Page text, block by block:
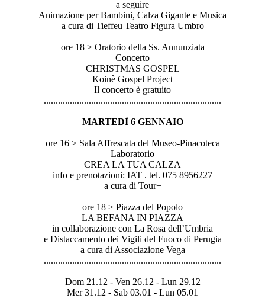
a seguire
Animazione per Bambini, Calza Gigante e Musica
a cura di Tieffeu Teatro Figura Umbro
ore 18 > Oratorio della Ss. Annunziata
Concerto
CHRISTMAS GOSPEL
Koinè Gospel Project
Il concerto è gratuito
...........................................................................
MARTEDÌ 6 GENNAIO
ore 16 > Sala Affrescata del Museo-Pinacoteca
Laboratorio
CREA LA TUA CALZA
info e prenotazioni: IAT . tel. 075 8956227
a cura di Tour+
ore 18 > Piazza del Popolo
LA BEFANA IN PIAZZA
in collaborazione con La Rosa dell’Umbria
e Distaccamento dei Vigili del Fuoco di Perugia
a cura di Associazione Vega
...........................................................................
Dom 21.12 - Ven 26.12 - Lun 29.12
Mer 31.12 - Sab 03.01 - Lun 05.01